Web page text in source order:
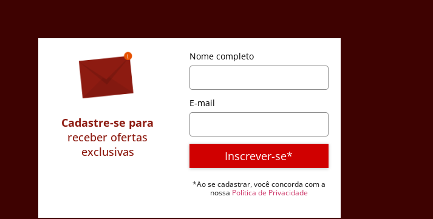
Cadastre-se para
receber ofertas
exclusivas
Nome completo
E-mail
Inscrever-se*
*Ao se cadastrar, você concorda com a
nossa Política de Privacidade